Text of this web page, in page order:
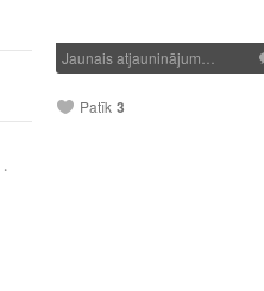
Jaunais atjauninājum…
Patīk 3